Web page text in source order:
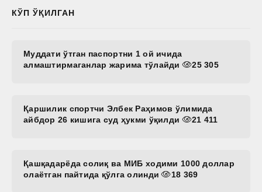
КЎП ЎҚИЛГАН
Муддати ўтган паспортни 1 ой ичида
алмаштирмаганлар жарима тўлайди
25 305
Қаршилик спортчи Элбек Раҳимов ўлимида
айбдор 26 кишига суд ҳукми ўқилди
21 411
Қашқадарёда солиқ ва МИБ ходими 1000 доллар
олаётган пайтида қўлга олинди
18 369